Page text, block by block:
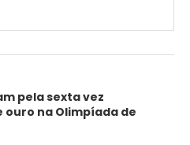
pela sexta vez
na Olimpíada de